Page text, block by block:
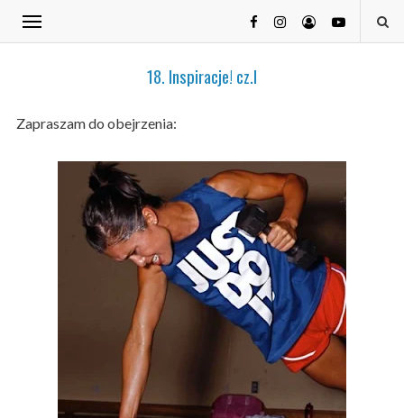
18. Inspiracje! cz.I
Zapraszam do obejrzenia: